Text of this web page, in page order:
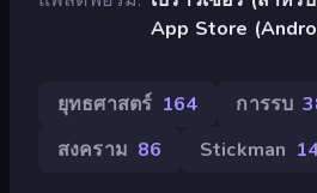
App Store
ยุทธศาสตร์ 164 การรบ
สงคราม 86 Stickman